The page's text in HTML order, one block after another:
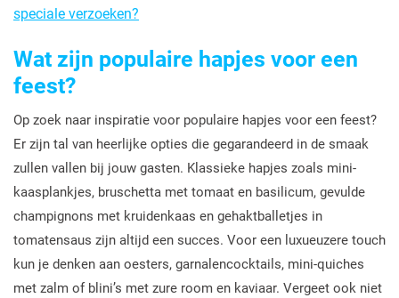
speciale verzoeken?
Wat zijn populaire hapjes voor een
feest?
Op zoek naar inspiratie voor populaire hapjes voor een feest?
Er zijn tal van heerlijke opties die gegarandeerd in de smaak
zullen vallen bij jouw gasten. Klassieke hapjes zoals mini-
kaasplankjes, bruschetta met tomaat en basilicum, gevulde
champignons met kruidenkaas en gehaktballetjes in
tomatensaus zijn altijd een succes. Voor een luxueuzere touch
kun je denken aan oesters, garnalencocktails, mini-quiches
met zalm of blini’s met zure room en kaviaar. Vergeet ook niet